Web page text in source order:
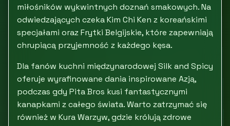
miłośników wykwintnych doznań smakowych. Na
odwiedzających czeka Kim Chi Ken z koreańskimi
specjałami oraz Frytki Belgijskie, które zapewniają
chrupiącą przyjemność z każdego kęsa.
Dla fanów kuchni międzynarodowej Silk and Spicy
oferuje wyrafinowane dania inspirowane Azją,
podczas gdy Pita Bros kusi fantastycznymi
kanapkami z całego świata. Warto zatrzymać się
również w Kura Warzyw, gdzie królują zdrowe